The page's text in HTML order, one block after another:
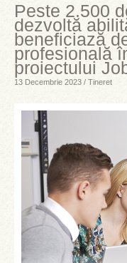
Peste 2.500
dezvoltă
beneficiază
profesională
proiectului
13 Decembrie 2023 / Tineret